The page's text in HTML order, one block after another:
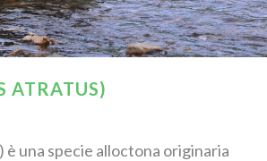
ATRATUS)
una specie alloctona originaria